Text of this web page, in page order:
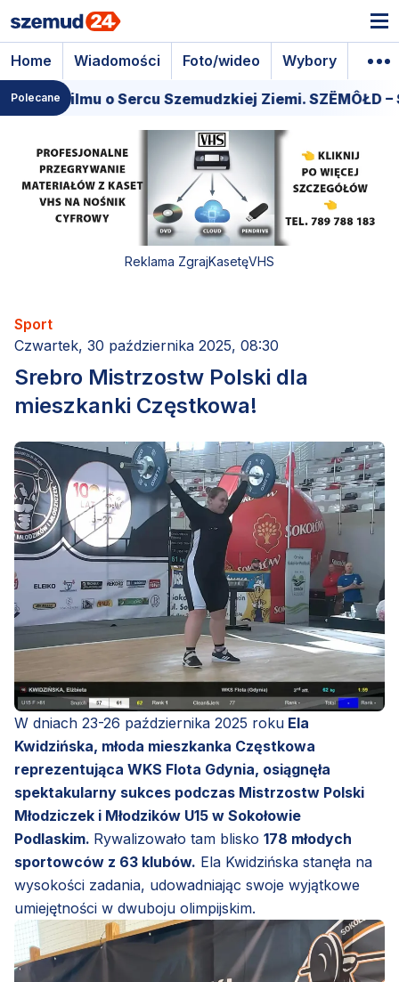
Home Wiadomości Foto/wideo Wybory
Polecane
filmu o Sercu Szemudzkiej Ziemi. SZËMÔŁD –
Reklama ZgrajKasetęVHS
Sport
Czwartek, 30 października 2025, 08:30
Srebro Mistrzostw Polski dla
mieszkanki Częstkowa!
W dniach 23-26 października 2025 roku Ela
Kwidzińska, młoda mieszkanka Częstkowa
reprezentująca WKS Flota Gdynia, osiągnęła
spektakularny sukces podczas Mistrzostw Polski
Młodziczek i Młodzików U15 w Sokołowie
Podlaskim. Rywalizowało tam blisko 178 młodych
sportowców z 63 klubów. Ela Kwidzińska stanęła na
wysokości zadania, udowadniając swoje wyjątkowe
umiejętności w dwuboju olimpijskim.